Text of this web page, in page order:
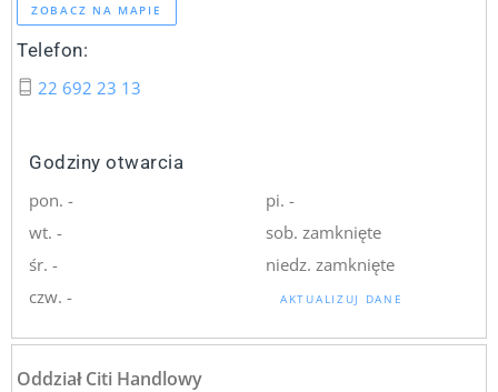
ZOBACZ NA MAPIE
Telefon:
22 692 23 13
Godziny otwarcia
pon. -
wt. -
śr. -
czw. -
pi. -
sob. zamknięte
niedz. zamknięte
AKTUALIZUJ DANE
Oddział Citi Handlowy